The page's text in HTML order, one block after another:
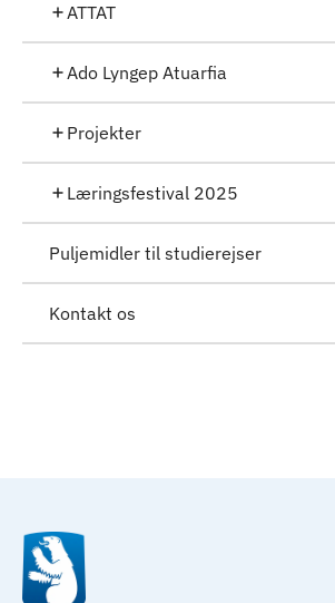
ATTAT
Ado Lyngep Atuarfia
Projekter
Læringsfestival 2025
Puljemidler til studierejser
Kontakt os